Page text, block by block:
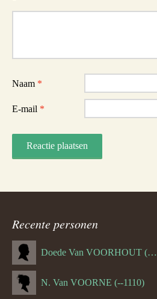
Naam *
E-mail *
Recente personen
Doede Van VOORHOUT (Van FORNEHOLT) (--1101)
N. Van VOORNE (--1110)